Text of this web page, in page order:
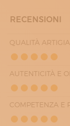
RECENSIONI
QUALITÀ
AUTENTICITÀ E
COMPETENZA E